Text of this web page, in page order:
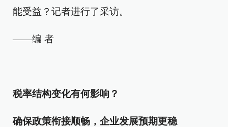
能受益？记者进行了采访。
——编 者
税率结构变化有何影响？
确保政策衔接顺畅，企业发展预期更稳